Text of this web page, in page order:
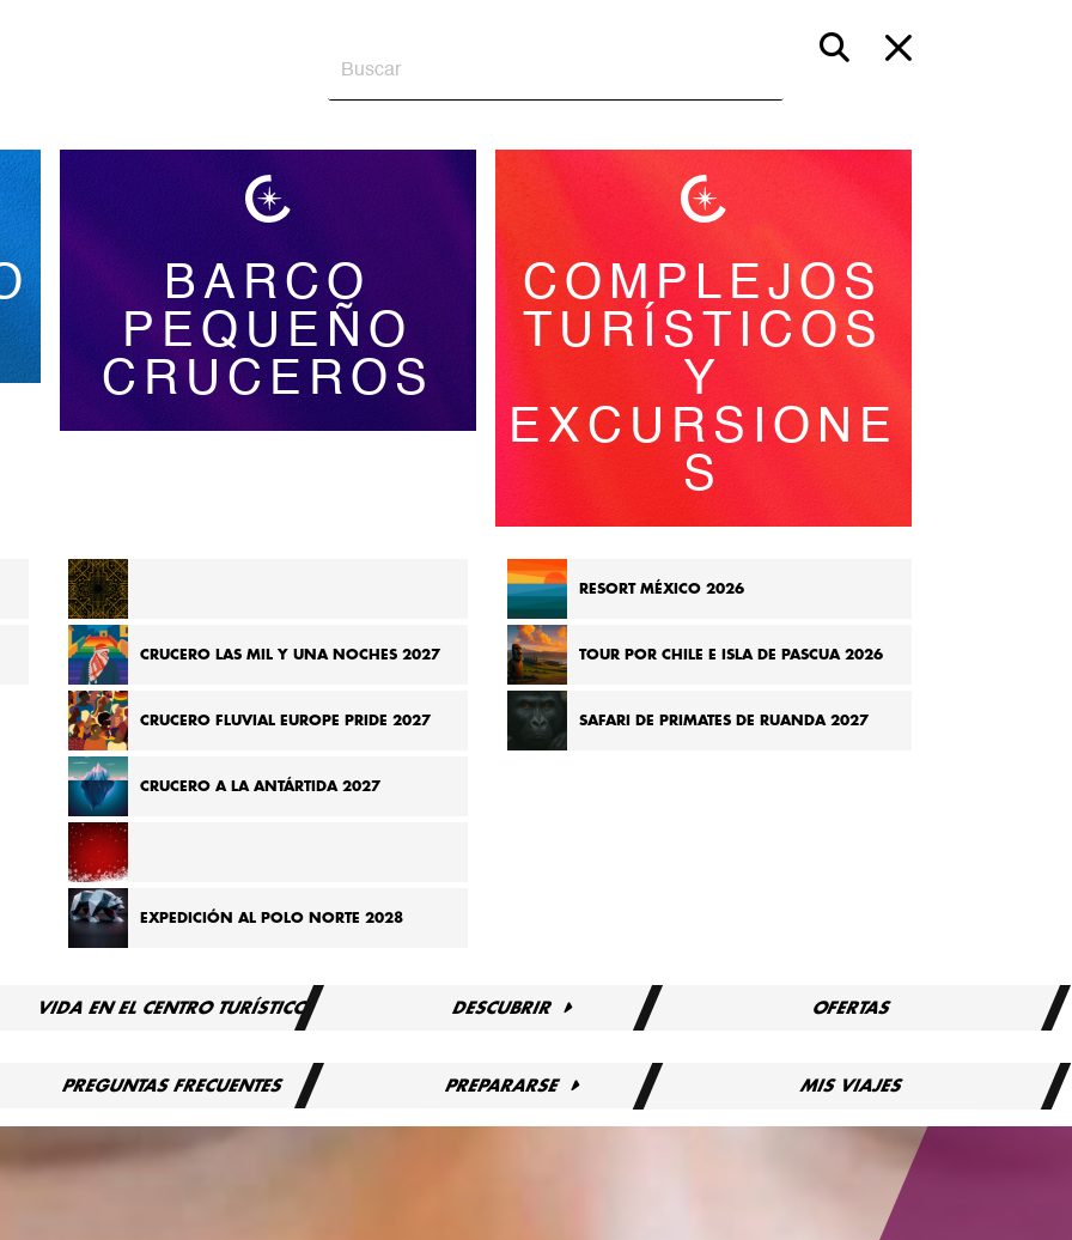
BARCO
PEQUEÑO
CRUCEROS
COMPLEJOS
TURÍSTICOS
Y
EXCURSIONE
S
CRUCERO DE MADAGASCAR A SEYCHELLES 2026
CRUCERO LAS MIL Y UNA NOCHES 2027
CRUCERO FLUVIAL EUROPE PRIDE 2027
CRUCERO A LA ANTÁRTIDA 2027
CRUCERO POR LOS MERCADOS NAVIDEÑOS DE
EXPEDICIÓN AL POLO NORTE 2028
RESORT MÉXICO 2026
TOUR POR CHILE E ISLA DE PASCUA 2026
SAFARI DE PRIMATES DE RUANDA 2027
VIDA EN EL CENTRO TURÍSTICO DESCUBRIR OFERTAS
PREGUNTAS FRECUENTES PREPARARSE MIS VIAJES